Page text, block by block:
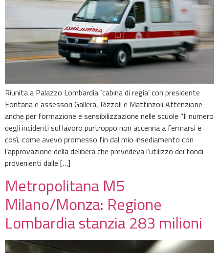
Riunita a Palazzo Lombardia ‘cabina di regia’ con presidente
Fontana e assessori Gallera, Rizzoli e Mattinzoli Attenzione
anche per formazione e sensibilizzazione nelle scuole “Il numero
degli incidenti sul lavoro purtroppo non accenna a fermarsi e
così, come avevo promesso fin dal mio insediamento con
l’approvazione della delibera che prevedeva l’utilizzo dei fondi
provenienti dalle […]
Metropolitana M5
Milano/Monza: Regione
Lombardia stanzia 283 milioni